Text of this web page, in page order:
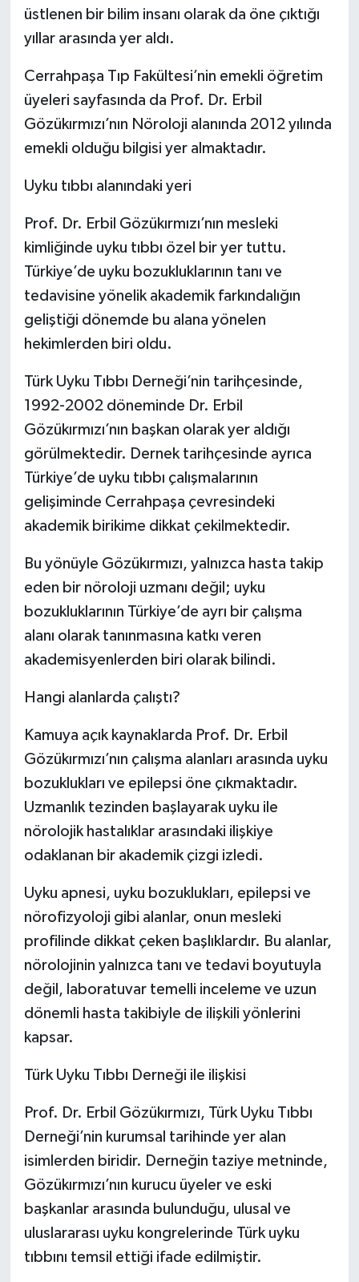
üstlenen bir bilim insanı olarak da öne çıktığı
yıllar arasında yer aldı.
Cerrahpaşa Tıp Fakültesi’nin emekli öğretim
üyeleri sayfasında da Prof. Dr. Erbil
Gözükırmızı’nın Nöroloji alanında 2012 yılında
emekli olduğu bilgisi yer almaktadır.
Uyku tıbbı alanındaki yeri
Prof. Dr. Erbil Gözükırmızı’nın mesleki
kimliğinde uyku tıbbı özel bir yer tuttu.
Türkiye’de uyku bozukluklarının tanı ve
tedavisine yönelik akademik farkındalığın
geliştiği dönemde bu alana yönelen
hekimlerden biri oldu.
Türk Uyku Tıbbı Derneği’nin tarihçesinde,
1992-2002 döneminde Dr. Erbil
Gözükırmızı’nın başkan olarak yer aldığı
görülmektedir. Dernek tarihçesinde ayrıca
Türkiye’de uyku tıbbı çalışmalarının
gelişiminde Cerrahpaşa çevresindeki
akademik birikime dikkat çekilmektedir.
Bu yönüyle Gözükırmızı, yalnızca hasta takip
eden bir nöroloji uzmanı değil; uyku
bozukluklarının Türkiye’de ayrı bir çalışma
alanı olarak tanınmasına katkı veren
akademisyenlerden biri olarak bilindi.
Hangi alanlarda çalıştı?
Kamuya açık kaynaklarda Prof. Dr. Erbil
Gözükırmızı’nın çalışma alanları arasında uyku
bozuklukları ve epilepsi öne çıkmaktadır.
Uzmanlık tezinden başlayarak uyku ile
nörolojik hastalıklar arasındaki ilişkiye
odaklanan bir akademik çizgi izledi.
Uyku apnesi, uyku bozuklukları, epilepsi ve
nörofizyoloji gibi alanlar, onun mesleki
profilinde dikkat çeken başlıklardır. Bu alanlar,
nörolojinin yalnızca tanı ve tedavi boyutuyla
değil, laboratuvar temelli inceleme ve uzun
dönemli hasta takibiyle de ilişkili yönlerini
kapsar.
Türk Uyku Tıbbı Derneği ile ilişkisi
Prof. Dr. Erbil Gözükırmızı, Türk Uyku Tıbbı
Derneği’nin kurumsal tarihinde yer alan
isimlerden biridir. Derneğin taziye metninde,
Gözükırmızı’nın kurucu üyeler ve eski
başkanlar arasında bulunduğu, ulusal ve
uluslararası uyku kongrelerinde Türk uyku
tıbbını temsil ettiği ifade edilmiştir.